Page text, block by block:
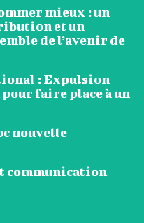
mieux : un
et un
de l’avenir de
: Expulsion
faire place à un
nouvelle
communication